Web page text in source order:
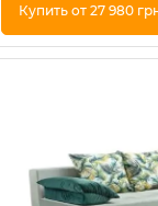
Купить от 27 980
Купить в 1 клик